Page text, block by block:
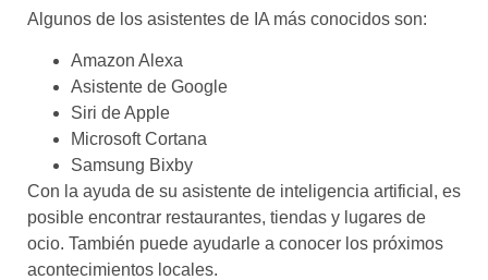
Algunos de los asistentes de IA más conocidos son:
Amazon Alexa
Asistente de Google
Siri de Apple
Microsoft Cortana
Samsung Bixby
Con la ayuda de su asistente de inteligencia artificial, es
posible encontrar restaurantes, tiendas y lugares de
ocio. También puede ayudarle a conocer los próximos
acontecimientos locales.